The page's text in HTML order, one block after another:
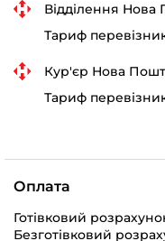
Відділення Нова
Тариф
Кур'єр Нова
Тариф
Оплата
Готівковий
Безготівковий